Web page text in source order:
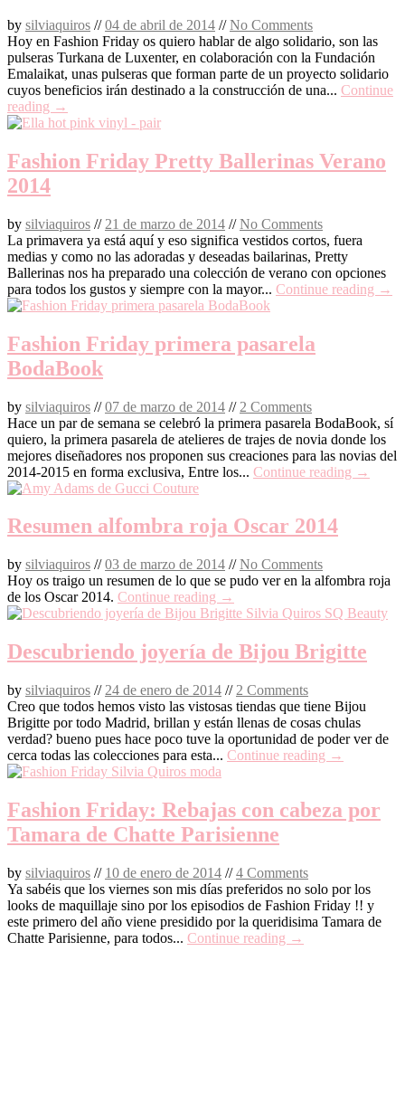
by silviaquiros //04 de abril de 2014 //No Comments
Hoy en Fashion Friday os quiero hablar de algo solidario, son las
pulseras Turkana de Luxenter, en colaboración con la Fundación
Emalaikat, unas pulseras que forman parte de un proyecto solidario
cuyos beneficios irán destinado a la construcción de una... Continue
reading →
Fashion Friday Pretty Ballerinas Verano
2014
by silviaquiros // 21 de marzo de 2014 //No Comments
La primavera ya está aquí y eso significa vestidos cortos, fuera
medias y como no las adoradas y deseadas bailarinas, Pretty
Ballerinas nos ha preparado una colección de verano con opciones
para todos los gustos y siempre con la mayor... Continue reading →
Fashion Friday primera pasarela
BodaBook
by silviaquiros //07 de marzo de 2014 // 2 Comments
Hace un par de semana se celebró la primera pasarela BodaBook, sí
quiero, la primera pasarela de atelieres de trajes de novia donde los
mejores diseñadores nos proponen sus creaciones para las novias del
2014-2015 en forma exclusiva, Entre los... Continue reading →
Resumen alfombra roja Oscar 2014
by silviaquiros //03 de marzo de 2014 //No Comments
Hoy os traigo un resumen de lo que se pudo ver en la alfombra roja
de los Oscar 2014. Continue reading →
Descubriendo joyería de Bijou Brigitte
by silviaquiros // 24 de enero de 2014 // 2 Comments
Creo que todos hemos visto las vistosas tiendas que tiene Bijou
Brigitte por todo Madrid, brillan y están llenas de cosas chulas
verdad? bueno pues hace poco tuve la oportunidad de poder ver de
cerca todas las colecciones para esta... Continue reading →
Fashion Friday: Rebajas con cabeza por
Tamara de Chatte Parisienne
by silviaquiros // 10 de enero de 2014 //4 Comments
Ya sabéis que los viernes son mis días preferidos no solo por los
looks de maquillaje sino por los episodios de Fashion Friday !! y
este primero del año viene presidido por la queridisima Tamara de
Chatte Parisienne, para todos... Continue reading →